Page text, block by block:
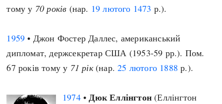
тому у 70 років (нар. 19 лютого 1473 р.).
1959 • Джон Фостер Даллес, американський
дипломат, держсекретар США (1953-59 рр.). Пом.
67 років тому у 71 рік(нар.25 лютого 1888 р.).
1974•Дюк Еллінгтон (Еллінгтон